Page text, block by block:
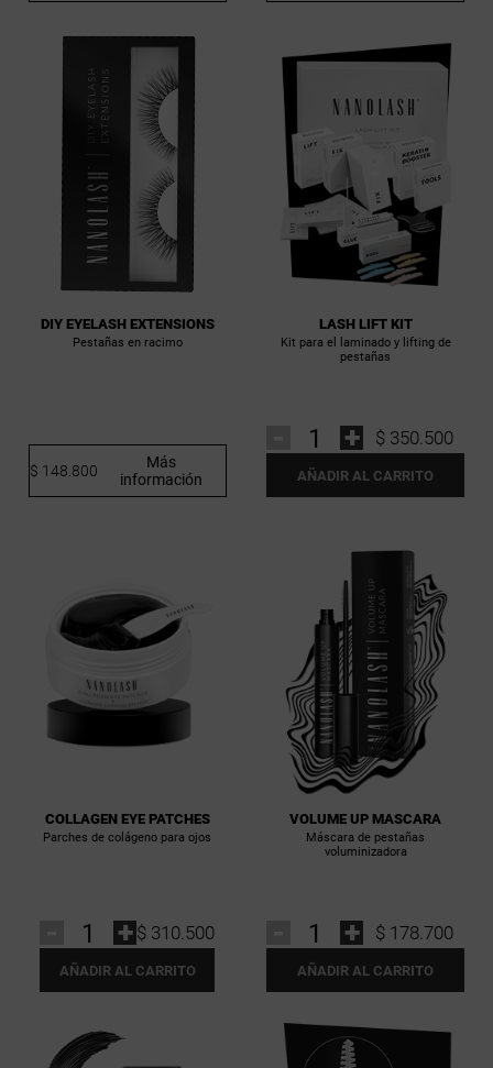
DIY EYELASH EXTENSIONS
Pestañas en racimo
$ 148.800
Más
información
LASH LIFT KIT
Kit para el laminado y lifting de
pestañas
$ 350.500
+
AÑADIR AL CARRITO
COLLAGEN EYE PATCHES
Parches de colágeno para ojos
$ 310.500
+
AÑADIR AL CARRITO
VOLUME UP MASCARA
Máscara de pestañas
voluminizadora
$ 178.700
+
AÑADIR AL CARRITO